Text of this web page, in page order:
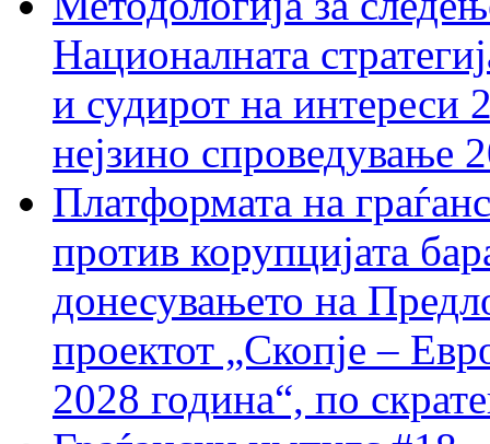
Националната
и судирот на интереси
нејзино спроведување
Платформата на
против корупцијата
донесувањето на
проектот „Скопје –
2028 година“, по